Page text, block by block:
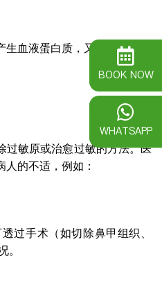
血液蛋白质，又称为抗体。
过敏原或治愈过敏的方法。医
的不适，例如：
过手术（如切除鼻甲组织、
。
BOOK NOW
WHATSAPP